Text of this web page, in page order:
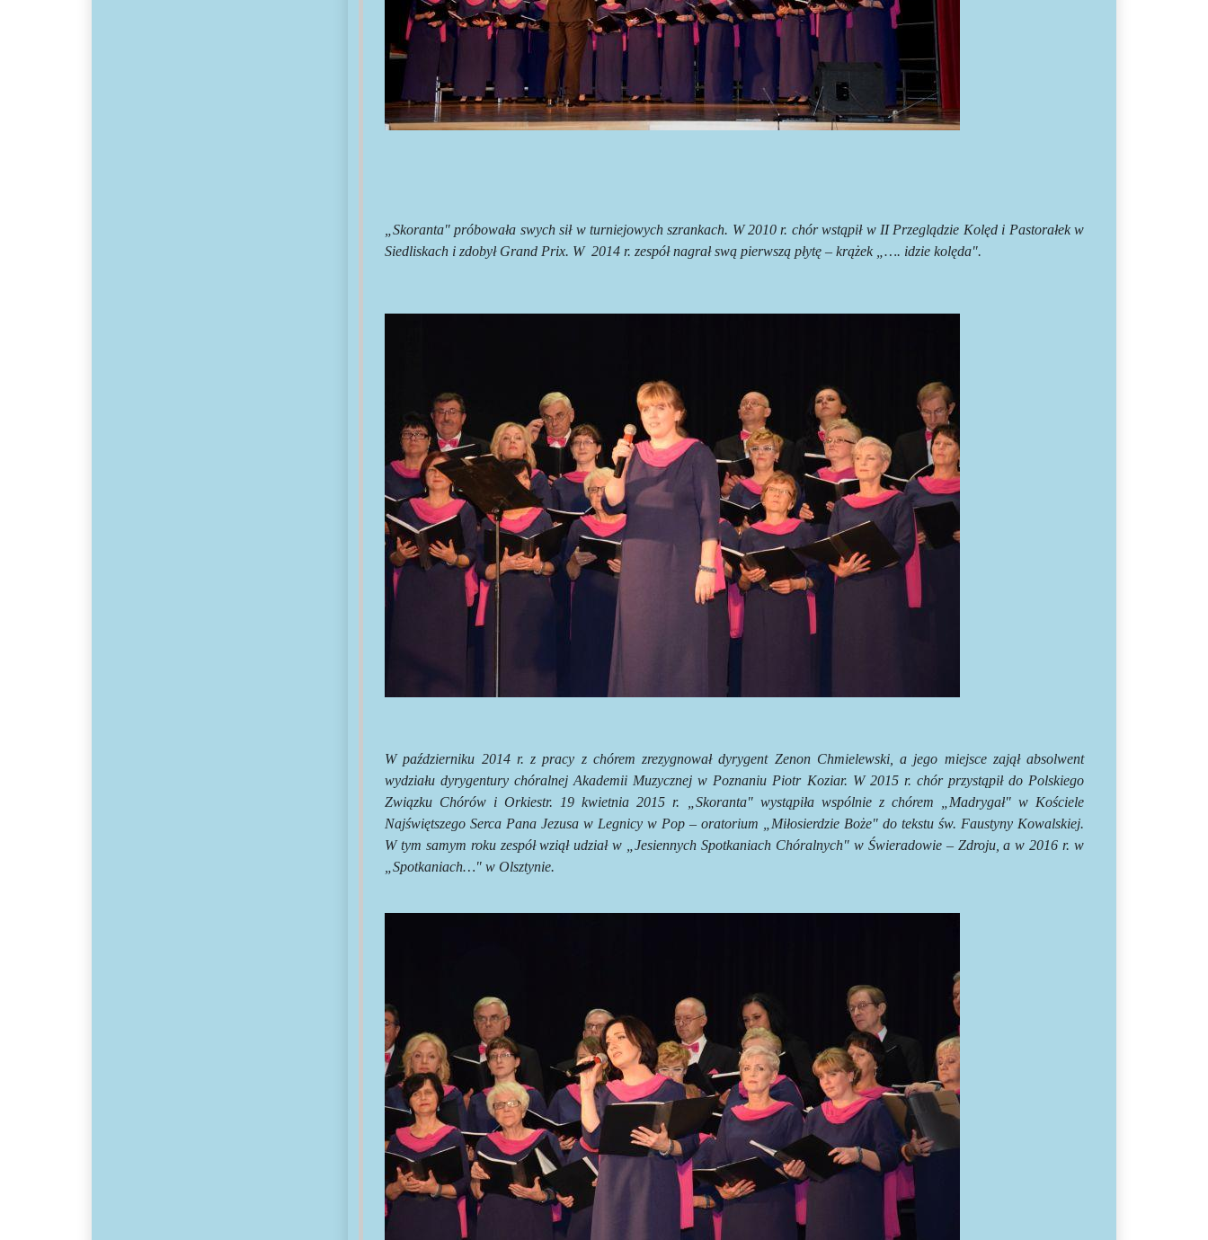
„Skoranta" próbowała swych sił w turniejowych szrankach. W 2010 r. chór wstąpił w II Przeglądzie Kolęd i Pastorałek w
Siedliskach i zdobył Grand Prix. W 2014 r. zespół nagrał swą pierwszą płytę – krążek „…. idzie kolęda".
W październiku 2014 r. z pracy z chórem zrezygnował dyrygent Zenon Chmielewski, a jego miejsce zajął absolwent
wydziału dyrygentury chóralnej Akademii Muzycznej w Poznaniu Piotr Koziar. W 2015 r. chór przystąpił do Polskiego
Związku Chórów i Orkiestr. 19 kwietnia 2015 r. „Skoranta" wystąpiła wspólnie z chórem „Madrygał" w Kościele
Najświętszego Serca Pana Jezusa w Legnicy w Pop – oratorium „Miłosierdzie Boże" do tekstu św. Faustyny Kowalskiej.
W tym samym roku zespół wziął udział w „Jesiennych Spotkaniach Chóralnych" w Świeradowie – Zdroju, a w 2016 r. w
„Spotkaniach…" w Olsztynie.